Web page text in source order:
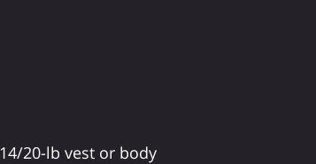
20-lb vest or body